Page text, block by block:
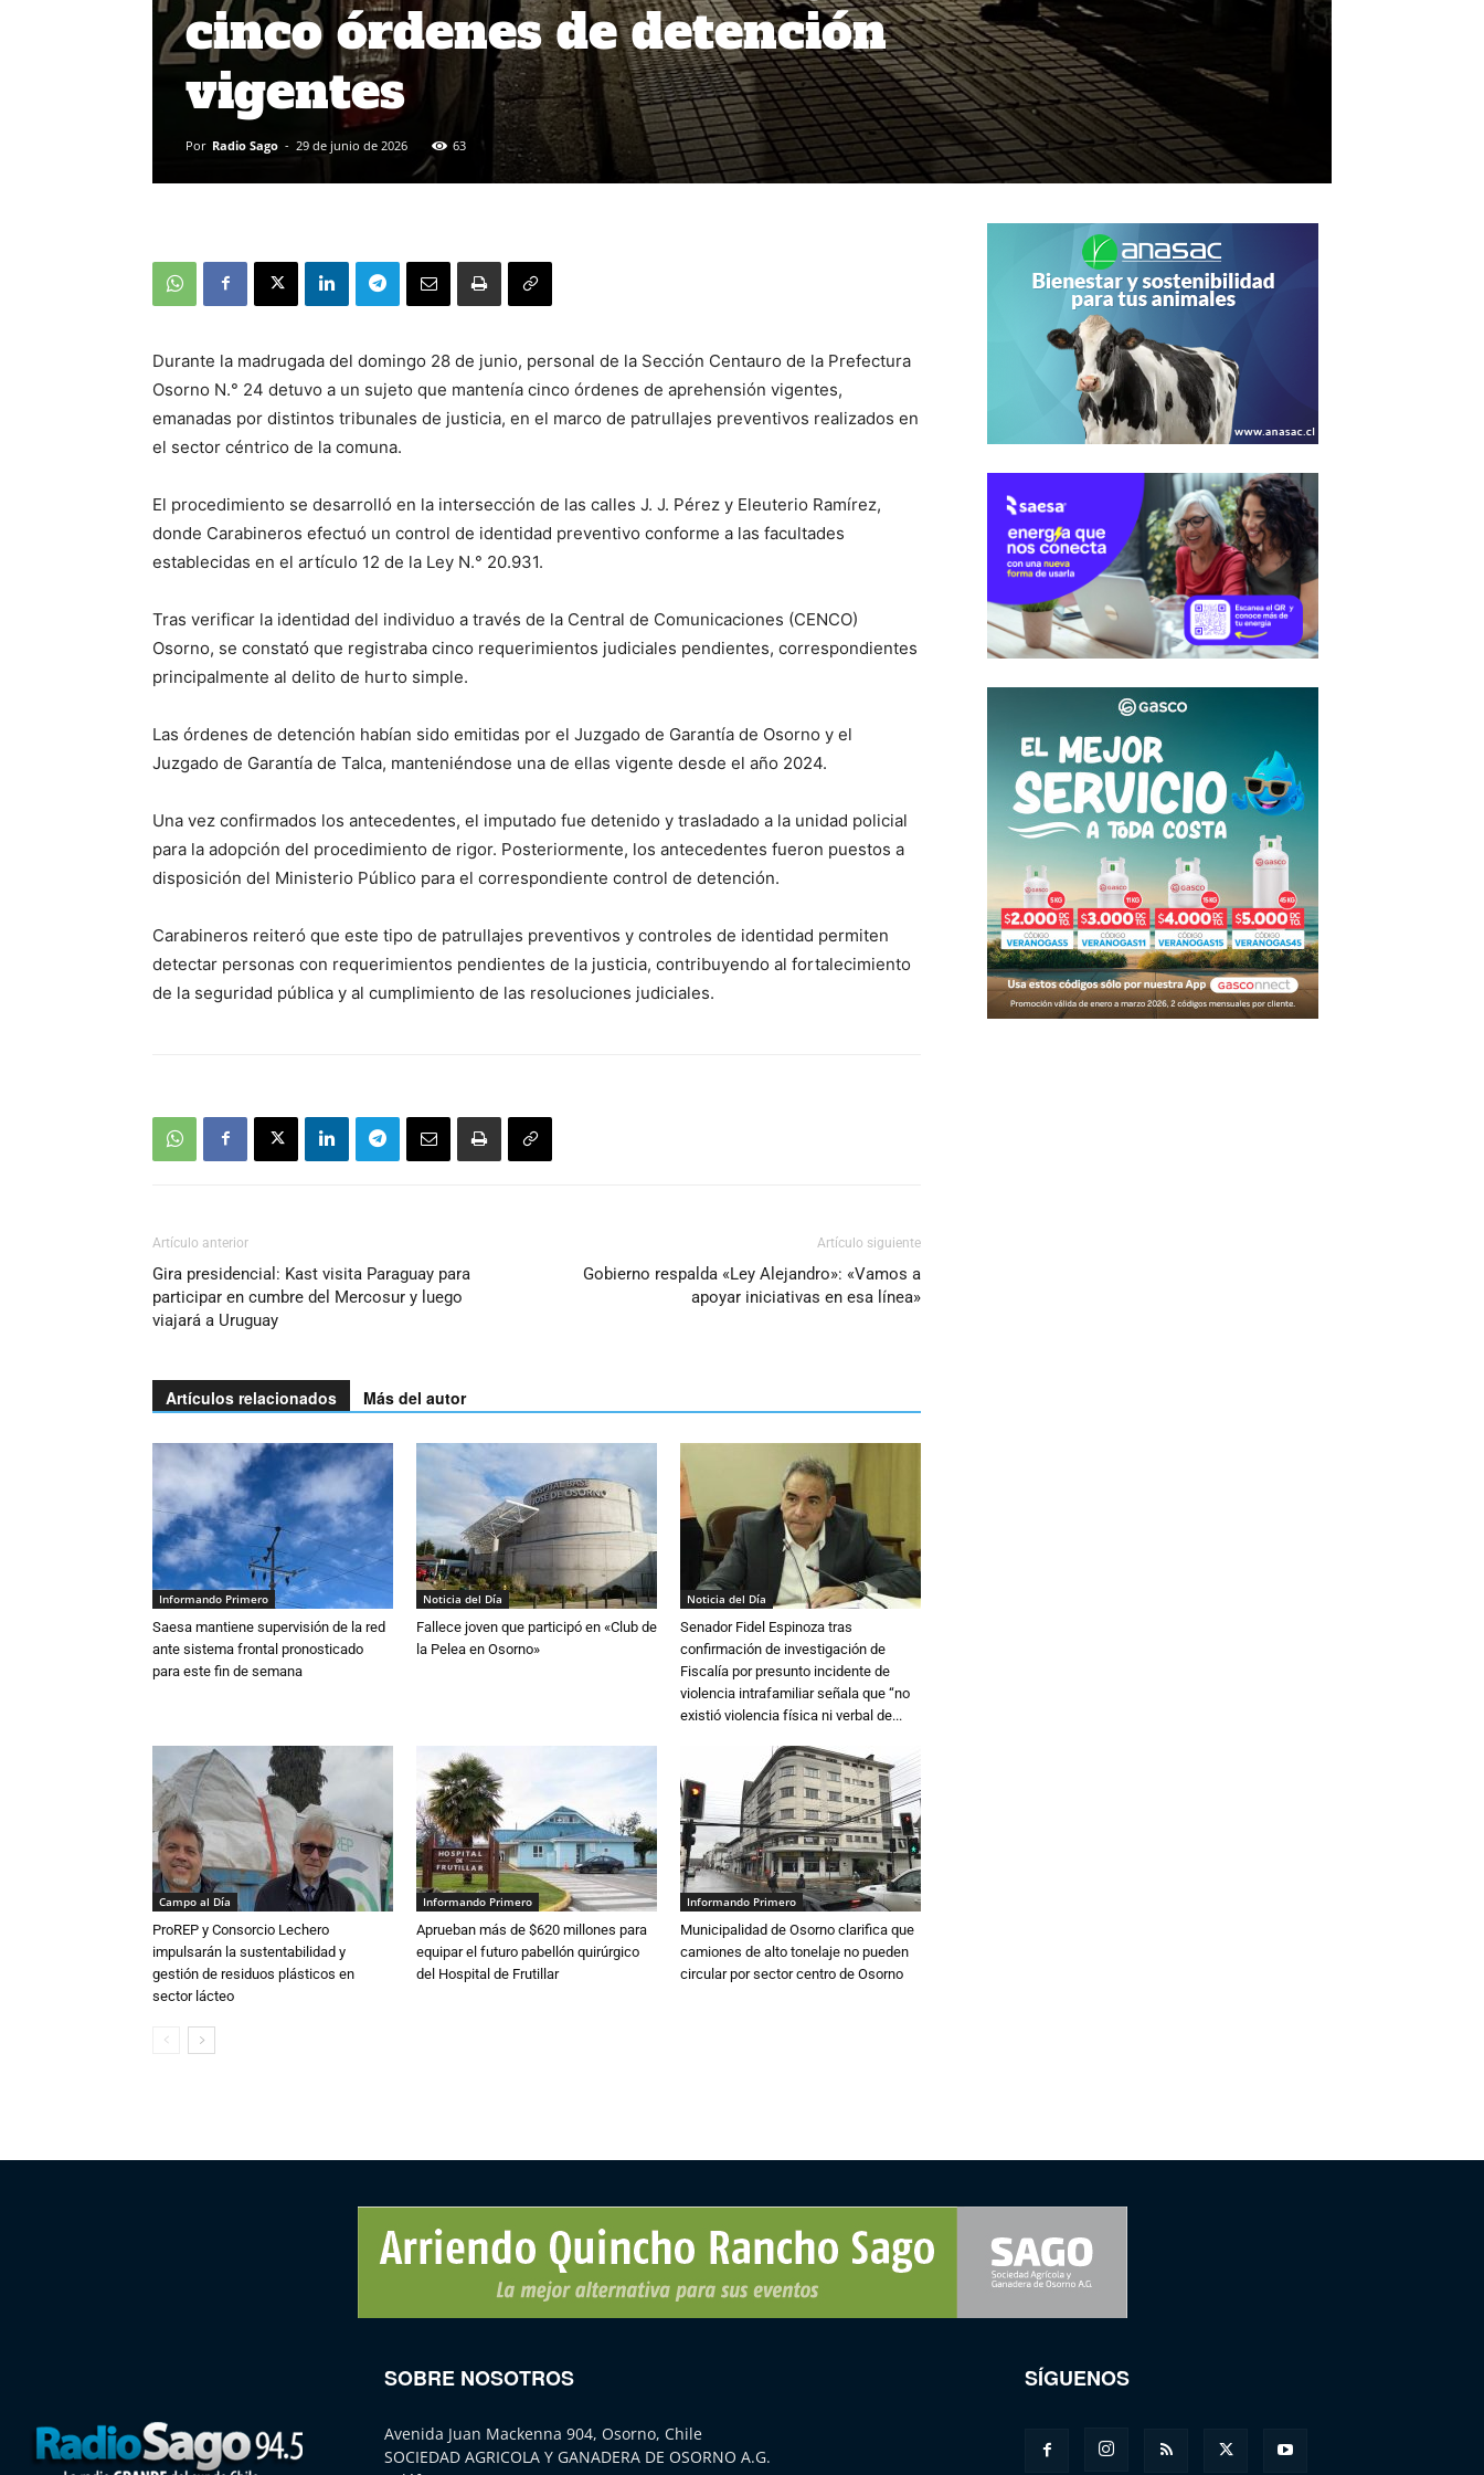
cinco órdenes de detención
vigentes
Por Radio Sago - 29 de junio de 2026 63
Durante la madrugada del domingo 28 de junio, personal de la Sección Centauro de la Prefectura
Osorno N.° 24 detuvo a un sujeto que mantenía cinco órdenes de aprehensión vigentes,
emanadas por distintos tribunales de justicia, en el marco de patrullajes preventivos realizados en
el sector céntrico de la comuna.
El procedimiento se desarrolló en la intersección de las calles J. J. Pérez y Eleuterio Ramírez,
donde Carabineros efectuó un control de identidad preventivo conforme a las facultades
establecidas en el artículo 12 de la Ley N.° 20.931.
Tras verificar la identidad del individuo a través de la Central de Comunicaciones (CENCO)
Osorno, se constató que registraba cinco requerimientos judiciales pendientes, correspondientes
principalmente al delito de hurto simple.
Las órdenes de detención habían sido emitidas por el Juzgado de Garantía de Osorno y el
Juzgado de Garantía de Talca, manteniéndose una de ellas vigente desde el año 2024.
Una vez confirmados los antecedentes, el imputado fue detenido y trasladado a la unidad policial
para la adopción del procedimiento de rigor. Posteriormente, los antecedentes fueron puestos a
disposición del Ministerio Público para el correspondiente control de detención.
Carabineros reiteró que este tipo de patrullajes preventivos y controles de identidad permiten
detectar personas con requerimientos pendientes de la justicia, contribuyendo al fortalecimiento
de la seguridad pública y al cumplimiento de las resoluciones judiciales.
Artículo anterior
Gira presidencial: Kast visita Paraguay para
participar en cumbre del Mercosur y luego
viajará a Uruguay
Artículo siguiente
Gobierno respalda «Ley Alejandro»: «Vamos a
apoyar iniciativas en esa línea»
Artículos relacionados Más del autor
Informando Primero
Saesa mantiene supervisión de la red
ante sistema frontal pronosticado
para este fin de semana
Noticia del Día
Fallece joven que participó en «Club de
la Pelea en Osorno»
Noticia del Día
Senador Fidel Espinoza tras
confirmación de investigación de
Fiscalía por presunto incidente de
violencia intrafamiliar señala que “no
existió violencia física ni verbal de...
Campo al Día
ProREP y Consorcio Lechero
impulsarán la sustentabilidad y
gestión de residuos plásticos en
sector lácteo
Informando Primero
Aprueban más de $620 millones para
equipar el futuro pabellón quirúrgico
del Hospital de Frutillar
Informando Primero
Municipalidad de Osorno clarifica que
camiones de alto tonelaje no pueden
circular por sector centro de Osorno
SOBRE NOSOTROS
Avenida Juan Mackenna 904, Osorno, Chile
SOCIEDAD AGRICOLA Y GANADERA DE OSORNO A.G.
SÍGUENOS